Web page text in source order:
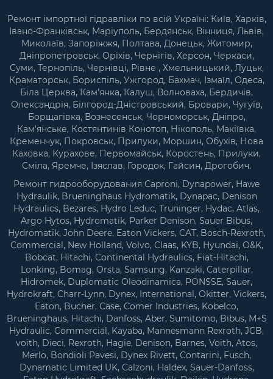
Ремонт імпортної гідравліки по всій Україні: Київ, Харків,
Івано-Франківськ, Маріуполь, Бердянськ, Вінниця, Львів,
Миколаїв, Запоріжжя, Полтава, Донецьк, Житомир,
Дніпропетровськ, Оріхів, Чернігів, Херсон, Черкаси,
Суми, Тернопіль, Чернівці, Рівне , Хмельницький, Луцьк,
Краматорськ, Бориспіль, Ужгород, Бахмач, Ізмаїл, Одеса,
Біла Церква, Кам'янка, Калуш, Волноваха, Бердичів,
Олександрія, Білгород-Дністровський, Бровари, Чугуїв,
Борщагівка, Вознесенськ, Чорноморськ, Дніпро,
Кам'янське, Костянтинів Конотоп, Нікополь, Макіївка,
Кременчук, Покровськ, Прилуки, Моршин, Обухів, Нова
Каховка, Курахове, Первомайськ, Коростень, Прилуки,
Сміла, Яремче, Ізяслав, Городок, Гайсин, Дрогобич.
Ремонт гидрооборудования Caproni, Dynapower, Hawe
Hydraulik, Brueninghaus Hydromatik, Dynapac, Denison
Hydraulics, Bezares, Hydro Leduc, Truninger, Hydac, Atlas,
Argo Hytos, Hydromatik, Parker Denison, Sauer Bibus,
Hydromatik, John Deere, Eaton Vickers, CAT, Bosch-Rexroth,
Commercial, New Holland, Volvo, Claas, KYB, Hyundai, O&K,
Bobcat, Hitachi, Continental Hydraulics, Fiat-Hitachi,
Lonking, Bomag, Orsta, Samsung, Kanzaki, Caterpillar,
Hidromek, Duplomatic Oleodinamica, PONSSE, Sauer,
Hydrokraft, Charr-Lynn, Dynex, International, Okitter, Vickers,
Eaton, Bucher, Case, Comer Industries, Kobelco,
Brueninghaus, Hitachi, Danfoss, Aber, Sumitomo, Bibus, M+S
Hydraulic, Commercial, Kayaba, Mannesmann Rexroth, JCB,
voith, Dieci, Rexroth, Hagie, Denison, Barnes, Voith, Atos,
Merlo, Bondioli Pavesi, Dynex Rivett, Contarini, Fusch,
Dynamatic Limited UK, Calzoni, Haldex, Sauer-Danfoss,